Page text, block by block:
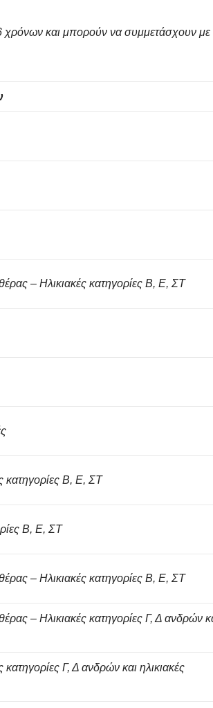
χρόνων και μπορούν να συμμετάσχουν με
– Ηλικιακές κατηγορίες Β, Ε, ΣΤ
κατηγορίες Β, Ε, ΣΤ
Β, Ε, ΣΤ
– Ηλικιακές κατηγορίες Β, Ε, ΣΤ
– Ηλικιακές κατηγορίες Γ, Δ ανδρών
κατηγορίες Γ, Δ ανδρών και ηλικιακές